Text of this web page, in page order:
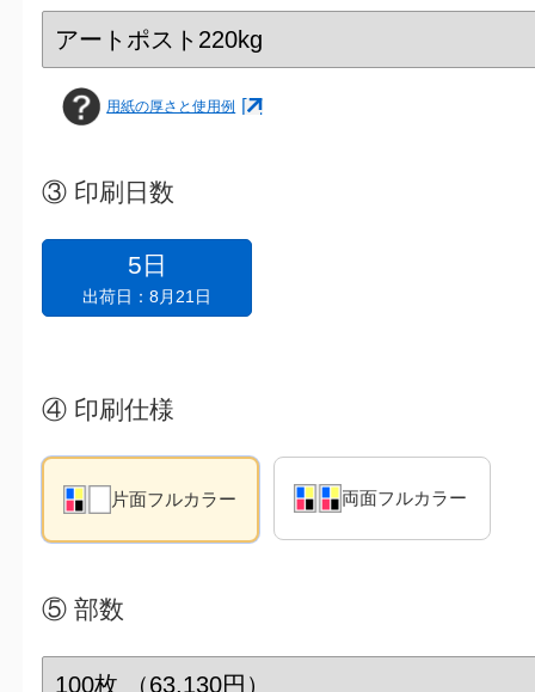
用紙の厚さと使用例
③ 印刷日数
5日
出荷日：8月21日
④ 印刷仕様
片面フルカラー 両面フルカラー
⑤ 部数